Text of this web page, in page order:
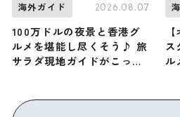
海外ガイド 2026.08.07
100万ドルの夜景と香港グ
ルメを堪能し尽くそう♪ 旅
サラダ現地ガイドがこっそ
産3選
ス
ル